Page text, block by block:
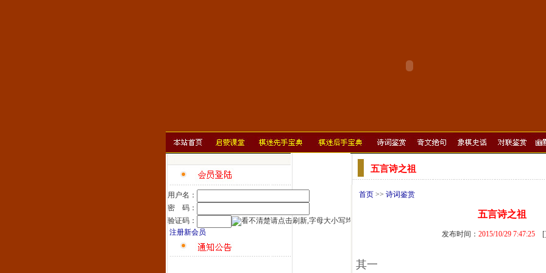
用户名：
密 码：
验证码：
注册新会员
五言诗之祖
首页 >> 诗词鉴赏
五言诗之祖
发布时间： 2015/10/29 7:47:25 [
其一